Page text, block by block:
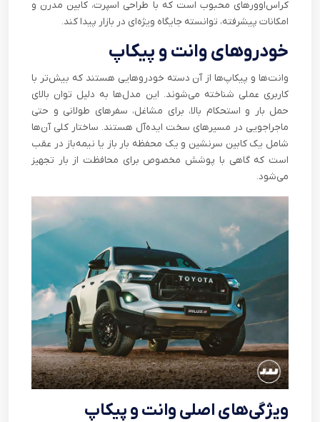
کراس‌اوورهای محبوب است که با طراحی اسپرت، کابین مدرن و
امکانات پیشرفته، توانسته جایگاه ویژه‌ای در بازار پیدا کند.
خودروهای وانت و پیکاپ
وانت‌ها و پیکاپ‌ها از آن دسته خودروهایی هستند که بیش‌تر با
کاربری عملی شناخته می‌شوند. این مدل‌ها به دلیل توان بالای
حمل بار و استحکام بالا، برای مشاغل، سفرهای طولانی و حتی
ماجراجویی در مسیرهای سخت ایده‌آل هستند. ساختار کلی آن‌ها
شامل یک کابین سرنشین و یک محفظه بار باز یا نیمه‌باز در عقب
است که گاهی با پوشش مخصوص برای محافظت از بار تجهیز
می‌شود.
ویژگی‌های اصلی وانت و پیکاپ